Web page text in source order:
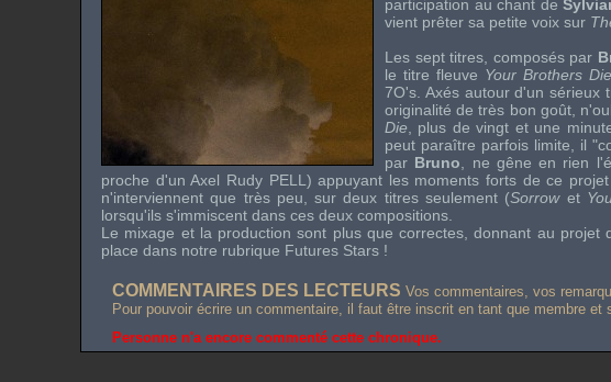
participation au chant de
vient prêter sa petite voix sur
Les sept titres, composés par
le titre fleuve Your Brothers Die
7O's. Axés autour d'un sérieux
originalité de très bon goût,
Die , plus de vingt et une
peut paraître parfois limite, il
par Bruno , ne gêne en rien
proche d'unAxel Rudy PELL ) appuyant les moments forts de ce
n'interviennent que très peu, sur deux titres seulement (Sorrowet
lorsqu'ils s'immiscent dans ces deux compositions.
Le mixage et la production sont plus que correctes, donnant au projet
place dans notre rubrique Futures Stars !
COMMENTAIRES DES LECTEURS Vos commentaires, vos
Pour pouvoir écrire un commentaire, il faut être inscrit en tant que membre et
Personne n'a encore commenté cette chronique.